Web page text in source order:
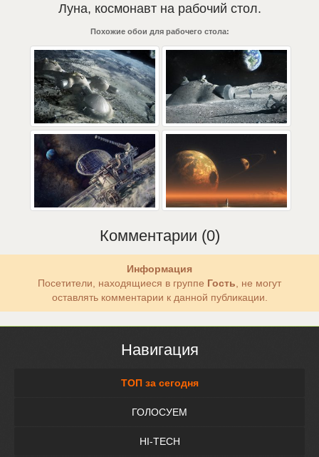
Луна, космонавтна рабочий стол.
Похожие обои для рабочего стола:
Комментарии (0)
Информация
Посетители, находящиеся в группе Гость , не могут
оставлять комментарии к данной публикации.
Навигация
ТОП за сегодня
ГОЛОСУЕМ
HI-TECH